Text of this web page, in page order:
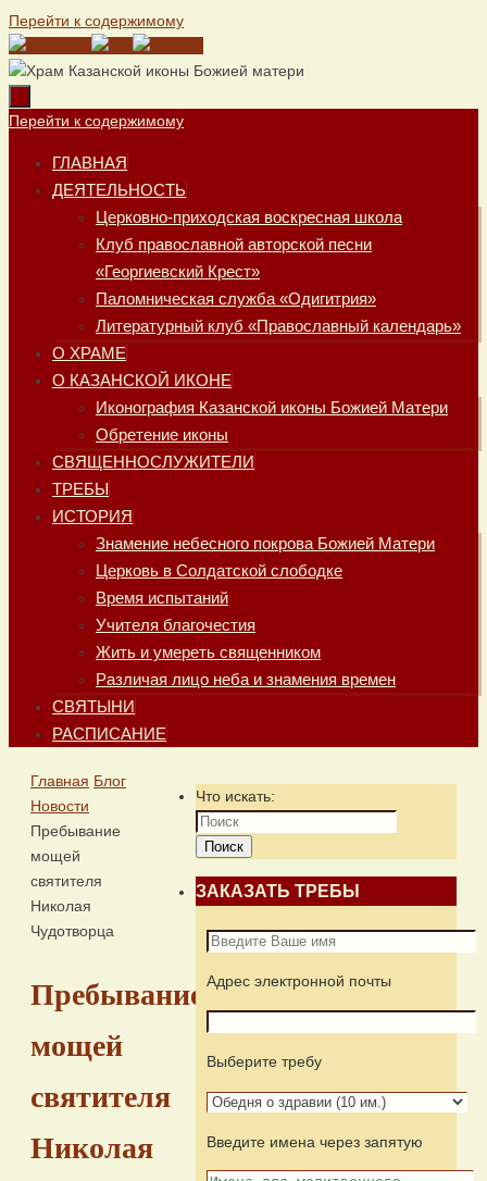
Перейти к содержимому
Перейти к содержимому
ГЛАВНАЯ
ДЕЯТЕЛЬНОСТЬ
Церковно-приходская воскресная школа
Клуб православной авторской песни
«Георгиевский Крест»
Паломническая служба «Одигитрия»
Литературный клуб «Православный календарь»
О ХРАМЕ
О КАЗАНСКОЙ ИКОНЕ
Иконография Казанской иконы Божией Матери
Обретение иконы
СВЯЩЕННОСЛУЖИТЕЛИ
ТРЕБЫ
ИСТОРИЯ
Знамение небесного покрова Божией Матери
Церковь в Солдатской слободке
Время испытаний
Учителя благочестия
Жить и умереть священником
Различая лицо неба и знамения времен
СВЯТЫНИ
РАСПИСАНИЕ
Главная Блог
Новости
Пребывание
мощей
святителя
Николая
Чудотворца
Пребывание
мощей
святителя
Николая
Что искать:
Поиск
ЗАКАЗАТЬ ТРЕБЫ
Адрес электронной почты
Выберите требу
Введите имена через запятую